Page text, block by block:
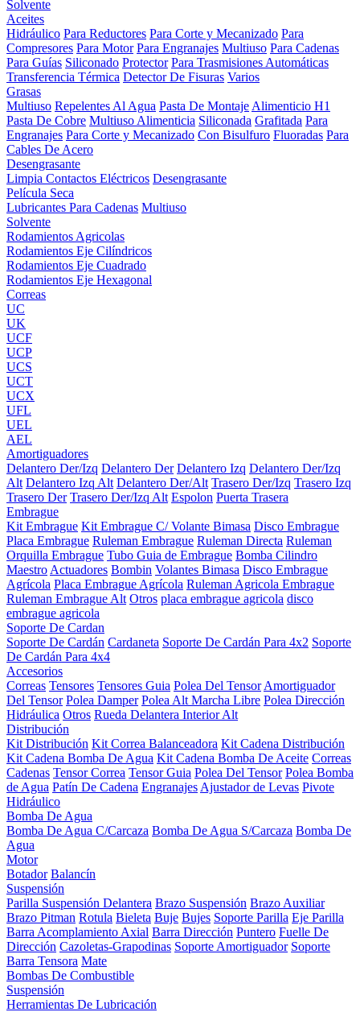
Solvente
Aceites
Hidráulico Para Reductores Para Corte y Mecanizado Para
Compresores Para Motor Para Engranajes Multiuso Para Cadenas
Para Guías Siliconado Protector Para Trasmisiones Automáticas
Transferencia Térmica Detector De Fisuras Varios
Grasas
Multiuso Repelentes Al Agua Pasta De Montaje Alimenticio H1
Pasta De Cobre Multiuso Alimenticia Siliconada Grafitada Para
Engranajes Para Corte y Mecanizado Con Bisulfuro Fluoradas Para
Cables De Acero
Desengrasante
Limpia Contactos Eléctricos Desengrasante
Película Seca
Lubricantes Para Cadenas Multiuso
Solvente
Rodamientos Agricolas
Rodamientos Eje Cilíndricos
Rodamientos Eje Cuadrado
Rodamientos Eje Hexagonal
Correas
UC
UK
UCF
UCP
UCS
UCT
UCX
UFL
UEL
AEL
Amortiguadores
Delantero Der/Izq Delantero Der Delantero Izq Delantero Der/Izq
Alt Delantero Izq Alt Delantero Der/Alt Trasero Der/Izq Trasero Izq
Trasero Der Trasero Der/Izq Alt Espolon Puerta Trasera
Embrague
Kit Embrague Kit Embrague C/ Volante Bimasa Disco Embrague
Placa Embrague Ruleman Embrague Ruleman Directa Ruleman
Orquilla Embrague Tubo Guia de Embrague Bomba Cilindro
Maestro Actuadores Bombin Volantes Bimasa Disco Embrague
Agrícola Placa Embrague Agrícola Ruleman Agricola Embrague
Ruleman Embrague Alt Otros placa embrague agricola disco
embrague agricola
Soporte De Cardan
Soporte De Cardán Cardaneta Soporte De Cardán Para 4x2 Soporte
De Cardán Para 4x4
Accesorios
Correas Tensores Tensores Guia Polea Del Tensor Amortiguador
Del Tensor Polea Damper Polea Alt Marcha Libre Polea Dirección
Hidráulica Otros Rueda Delantera Interior Alt
Distribución
Kit Distribución Kit Correa Balanceadora Kit Cadena Distribución
Kit Cadena Bomba De Agua Kit Cadena Bomba De Aceite Correas
Cadenas Tensor Correa Tensor Guia Polea Del Tensor Polea Bomba
de Agua Patín De Cadena Engranajes Ajustador de Levas Pivote
Hidráulico
Bomba De Agua
Bomba De Agua C/Carcaza Bomba De Agua S/Carcaza Bomba De
Agua
Motor
Botador Balancín
Suspensión
Parilla Suspensión Delantera Brazo Suspensión Brazo Auxiliar
Brazo Pitman Rotula Bieleta Buje Bujes Soporte Parilla Eje Parilla
Barra Acomplamiento Axial Barra Dirección Puntero Fuelle De
Dirección Cazoletas-Grapodinas Soporte Amortiguador Soporte
Barra Tensora Mate
Bombas De Combustible
Suspensión
Herramientas De Lubricación